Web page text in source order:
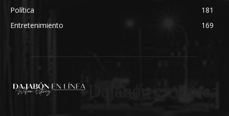
Política
181
Entretenimiento
169